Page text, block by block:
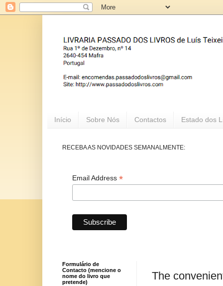
Início Sobre Nós Contactos Estado dos
RECEBA AS NOVIDADES SEMANALMENTE:
Email Address *
The
Formulário de
Contacto (mencione o
nome do livro que
pretende)